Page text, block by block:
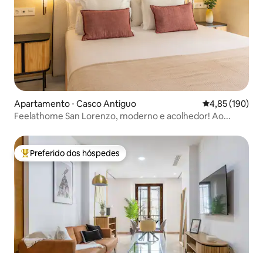
Apartamento ⋅ Casco Antiguo 4,85 de uma
4,85 (190)
Feelathome San Lorenzo, moderno e acolhedor! Ao...
Entre os melhores preferidos dos hóspedes
Preferido dos hóspedes